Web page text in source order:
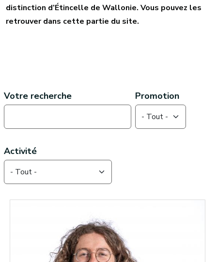
distinction d’Étincelle de Wallonie. Vous pouvez les
retrouver dans cette partie du site.
Votre recherche Promotion
Activité